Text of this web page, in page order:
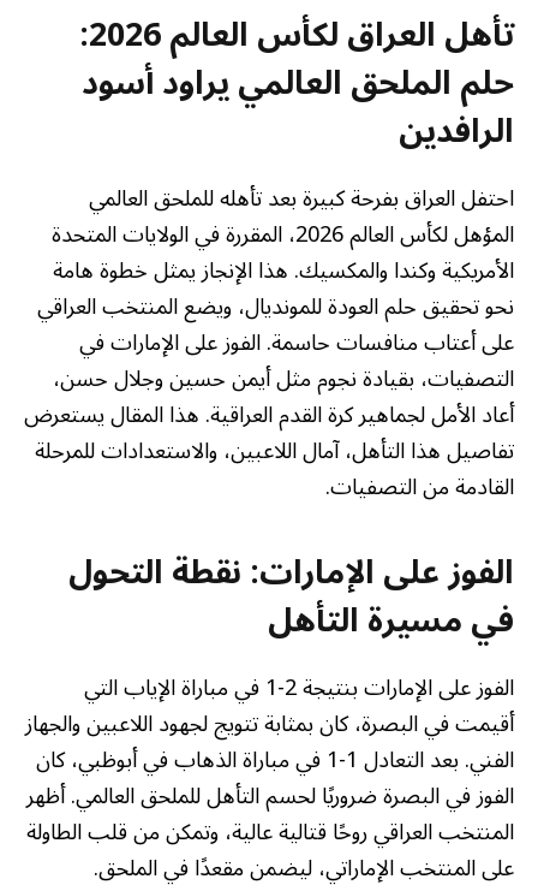
تأهل العراق لكأس العالم 2026:
حلم الملحق العالمي يراود أسود
الرافدين
احتفل العراق بفرحة كبيرة بعد تأهله للملحق العالمي
المؤهل لكأس العالم 2026، المقررة في الولايات المتحدة
الأمريكية وكندا والمكسيك. هذا الإنجاز يمثل خطوة هامة
نحو تحقيق حلم العودة للمونديال، ويضع المنتخب العراقي
على أعتاب منافسات حاسمة. الفوز على الإمارات في
التصفيات، بقيادة نجوم مثل أيمن حسين وجلال حسن،
أعاد الأمل لجماهير كرة القدم العراقية. هذا المقال يستعرض
تفاصيل هذا التأهل، آمال اللاعبين، والاستعدادات للمرحلة
القادمة من التصفيات.
الفوز على الإمارات: نقطة التحول
في مسيرة التأهل
الفوز على الإمارات بنتيجة 2-1 في مباراة الإياب التي
أقيمت في البصرة، كان بمثابة تتويج لجهود اللاعبين والجهاز
الفني. بعد التعادل 1-1 في مباراة الذهاب في أبوظبي، كان
الفوز في البصرة ضروريًا لحسم التأهل للملحق العالمي. أظهر
المنتخب العراقي روحًا قتالية عالية، وتمكن من قلب الطاولة
على المنتخب الإماراتي، ليضمن مقعدًا في الملحق.